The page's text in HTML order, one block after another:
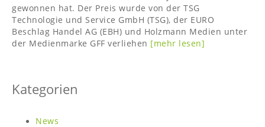
gewonnen hat. Der Preis wurde von der TSG
Technologie und Service GmbH (TSG), der EURO
Beschlag Handel AG (EBH) und Holzmann Medien unter
der Medienmarke GFF verliehen [mehr lesen]
Kategorien
News